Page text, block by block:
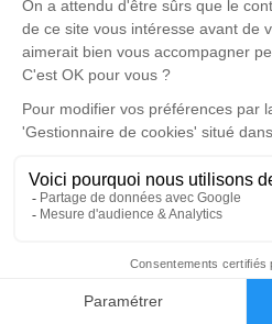
Faire-part
Clotilde BEAUTOUR.
Cérémonie
mardi 03 mars 2026 à
Salle Omniculte du
15 Rue Pierre Carmien